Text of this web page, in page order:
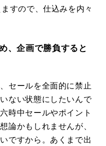
すので、仕込みを内々
、企画で勝負すると
セールを全面的に禁止
ない状態にしたいんで
時中セールやポイント
論かもしれませんが、
ですから。あくまで出